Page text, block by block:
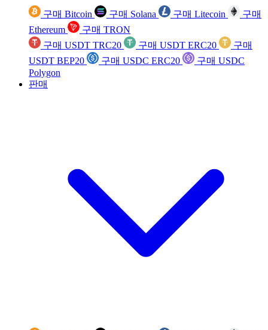
구매 Bitcoin 구매 Solana 구매 Litecoin
구매
Ethereum
구매 TRON
구매 USDT TRC20
구매 USDT ERC20
구매
USDT BEP20
구매 USDC ERC20
구매 USDC
Polygon
판매